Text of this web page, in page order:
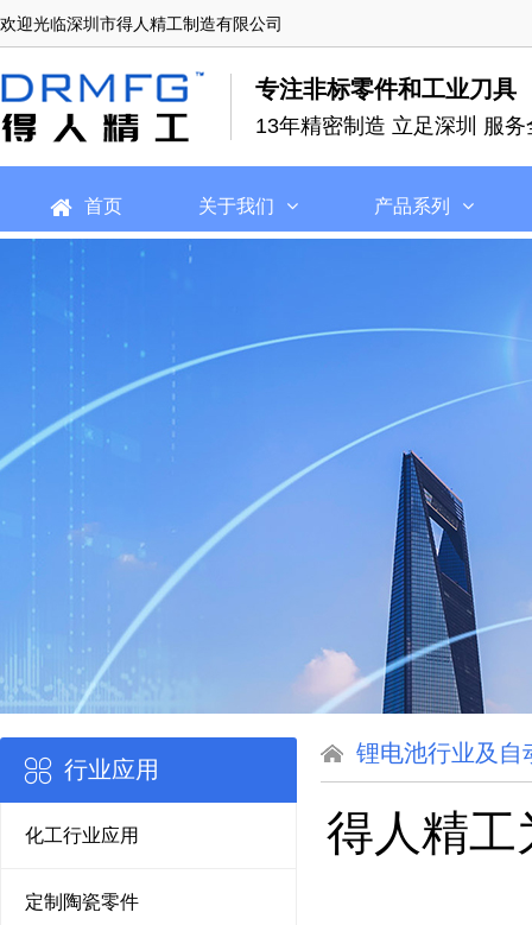
欢迎光临深圳市得人精工制造有限公司
专注非标零件和工业刀具
13年精密制造 立足深圳 服务
首页 关于我们 产品系列
行业应用
化工行业应用
定制陶瓷零件
锂电池行业及自
得人精工